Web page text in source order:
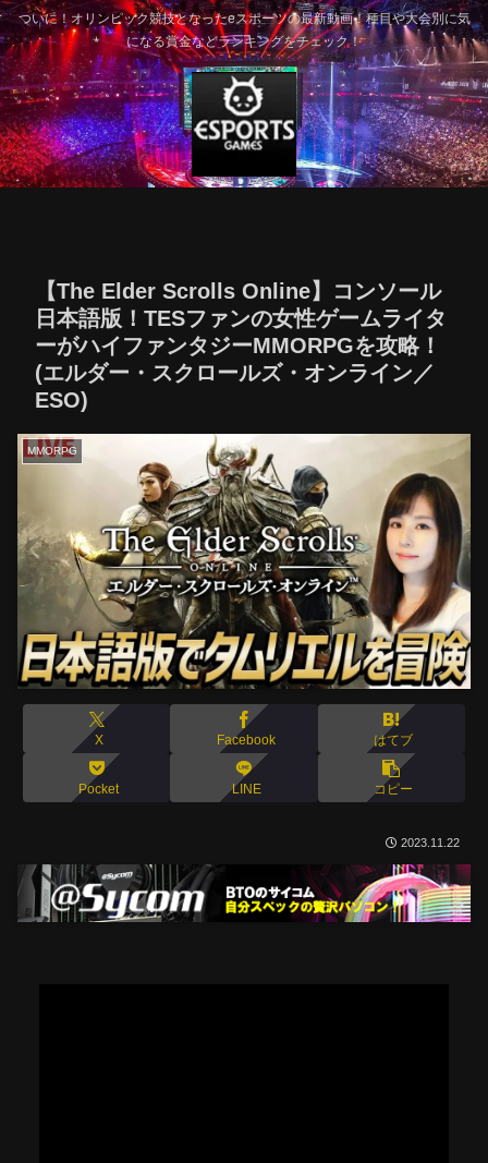
ついに！オリンピック競技となったeスポーツの最新動画！種目や大会別に気
になる賞金などランキングをチェック！
【The Elder Scrolls Online】コンソール
日本語版！TESファンの女性ゲームライタ
ーがハイファンタジーMMORPGを攻略！
(エルダー・スクロールズ・オンライン／
ESO)
MMORPG
X Facebook はてブ
Pocket LINE コピー
2023.11.22